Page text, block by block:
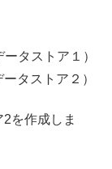
タストア１）
タストア２）
を作成しま